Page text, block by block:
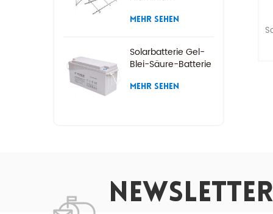
MEHR SEHEN
Solarbatterie Gel-
Blei-Säure-Batterie
MEHR SEHEN
NEWSLETTER